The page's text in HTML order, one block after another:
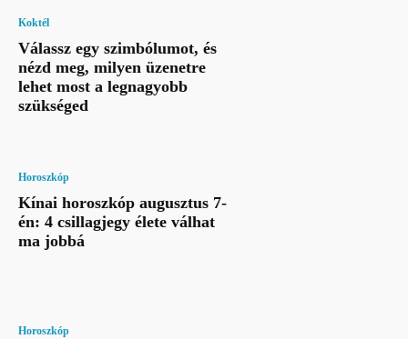
Koktél
Válassz egy szimbólumot, és
nézd meg, milyen üzenetre
lehet most a legnagyobb
szükséged
Horoszkóp
Kínai horoszkóp augusztus 7-
én: 4 csillagjegy élete válhat
ma jobbá
Horoszkóp